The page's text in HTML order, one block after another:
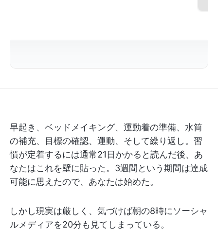
早起き、ベッドメイキング、運動着の準備、水筒
の補充、目標の確認、運動、そして繰り返し。習
慣が定着するには通常21日かかると読んだ後、あ
なたはこれを壁に貼った。3週間という期間は達成
可能に思えたので、あなたは始めた。
しかし現実は厳しく、気づけば朝の8時にソーシャ
ルメディアを20分も見てしまっている。